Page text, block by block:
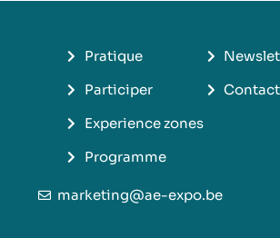
Pratique
Participer
Experience zones
Programme
Contact
marketing@ae-expo.be